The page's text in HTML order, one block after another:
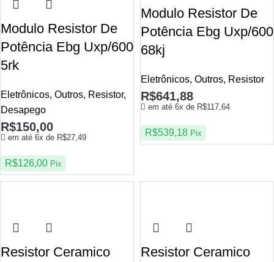
Modulo Resistor De
Potência Ebg Uxp/600
5rk
Eletrônicos, Outros, Resistor,
Desapego
R$150,00
em até 6x de R$27,49
R$126,00 Pix
Modulo Resistor De
Potência Ebg Uxp/600
68kj
Eletrônicos, Outros, Resistor
R$641,88
em até 6x de R$117,64
R$539,18 Pix
Resistor Ceramico
Resistor Ceramico